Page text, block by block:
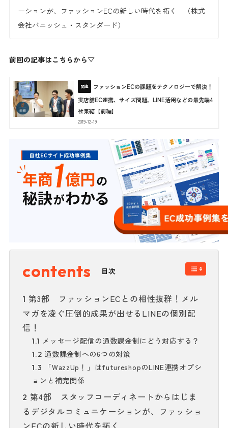
ーションが、ファッションECの新しい時代を拓く （株式
会社バニッシュ・スタンダード）
前回の記事はこちらから▽
ファッションECの課題をテクノロジーで解決！
実店舗EC連携、サイズ問題、LINE活用などの最先端4
社集結【前編】
2019-12-19
目次
1 第3部 ファッションECとの相性抜群！メル
マガを凌ぐ圧倒的成果が出せるLINEの個別配
信！
1.1 メッセージ配信の通数課金制にどう対応する？
1.2 通数課金制への6つの対策
1.3
「WazzUp！」はfutureshopのLINE連携オプシ
ョンと補完関係
2 第4部 スタッフコーディネートからはじま
るデジタルコミュニケーションが、ファッショ
ンECの新しい時代を拓く